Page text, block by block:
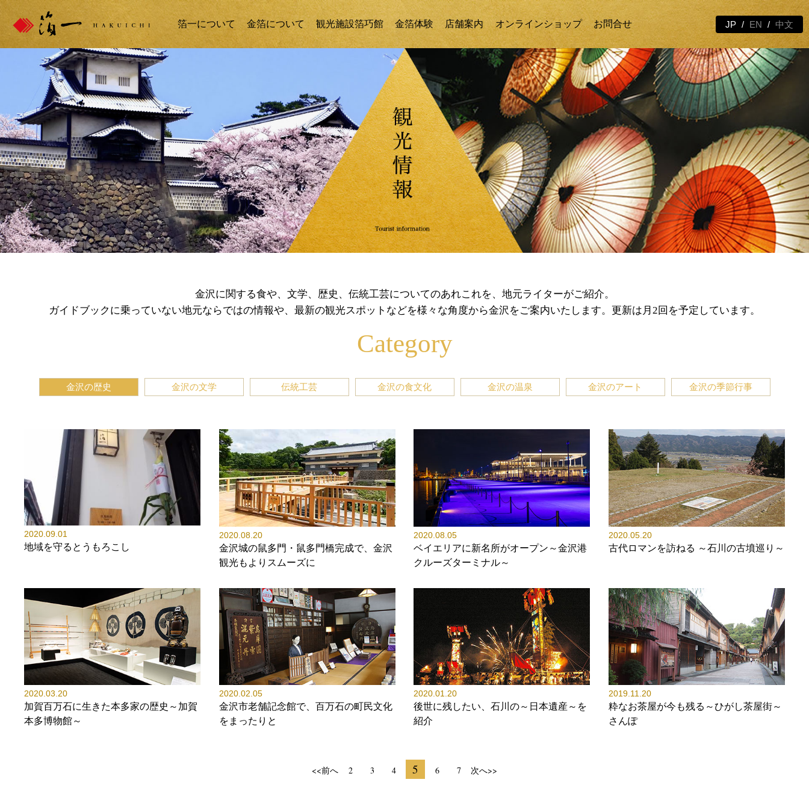
箔一について 金箔について 観光施設箔巧館 金箔体験 店舗案内 オンラインショップ お問合せ JP EN 中文
金沢に関する食や、文学、歴史、伝統工芸についてのあれこれを、地元ライターがご紹介。
ガイドブックに乗っていない地元ならではの情報や、最新の観光スポットなどを様々な角度から金沢をご案内いたします。更新は月2回を予定しています。
Category
金沢の歴史 金沢の文学 伝統工芸 金沢の食文化 金沢の温泉 金沢のアート 金沢の季節行事
2020.09.01
地域を守るとうもろこし
2020.08.20
金沢城の鼠多門・鼠多門橋完成で、金沢
観光もよりスムーズに
2020.08.05
ベイエリアに新名所がオープン～金沢港
クルーズターミナル～
2020.05.20
古代ロマンを訪ねる ～石川の古墳巡り～
2020.03.20
加賀百万石に生きた本多家の歴史～加賀
本多博物館～
2020.02.05
金沢市老舗記念館で、百万石の町民文化
をまったりと
2020.01.20
後世に残したい、石川の～日本遺産～を
紹介
2019.11.20
粋なお茶屋が今も残る～ひがし茶屋街～
さんぽ
<<前へ 2 3 4 5 6 7 次へ>>